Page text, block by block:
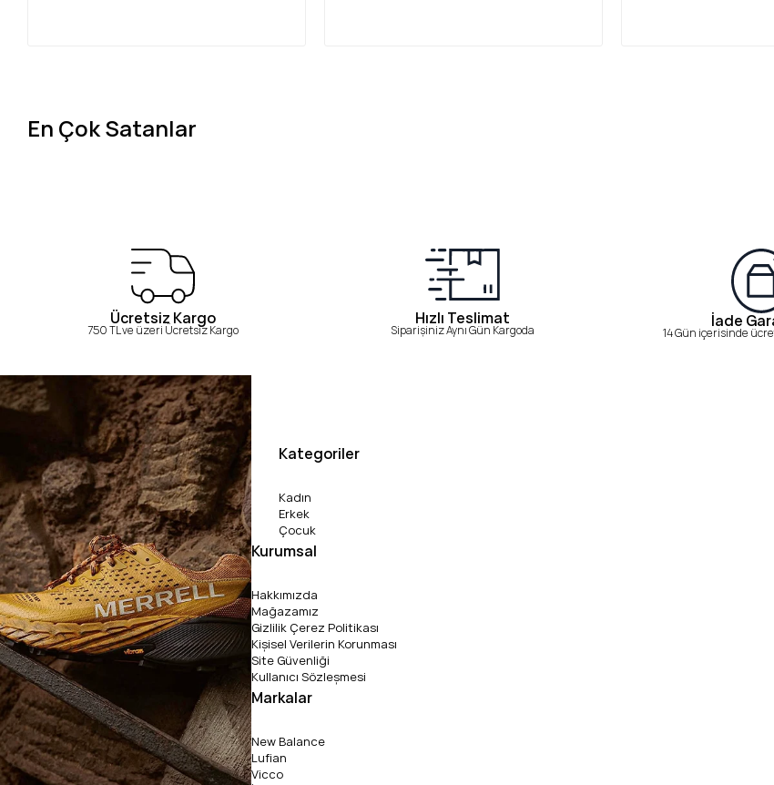
En Çok Satanlar
Ücretsiz Kargo
750 TL ve üzeri Ücretsiz Kargo
Hızlı Teslimat
Siparişiniz Aynı Gün Kargoda İade
14 Gün içerisinde
Kategoriler
Kadın
Erkek
Çocuk
Kurumsal
Hakkımızda
Mağazamız
Gizlilik Çerez Politikası
Kişisel Verilerin Korunması
Site Güvenliği
Kullanıcı Sözleşmesi
Markalar
New Balance
Lufian
Vicco